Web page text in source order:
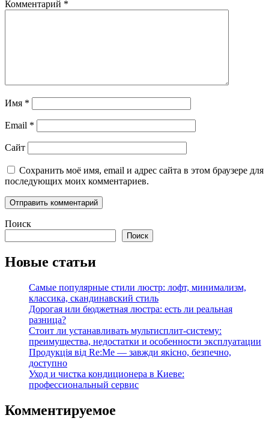
Комментарий *
Имя *
Email *
Сайт
Сохранить моё имя, email и адрес сайта в этом браузере для
последующих моих комментариев.
Поиск
Поиск
Новые статьи
Самые популярные стили люстр: лофт, минимализм,
классика, скандинавский стиль
Дорогая или бюджетная люстра: есть ли реальная
разница?
Стоит ли устанавливать мультисплит-систему:
преимущества, недостатки и особенности эксплуатации
Продукція від Re:Me — завжди якісно, безпечно,
доступно
Уход и чистка кондиционера в Киеве:
профессиональный сервис
Комментируемое